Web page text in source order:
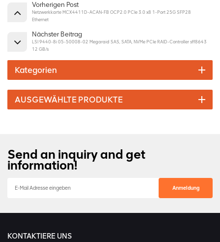
Vorherigen Post
Netzwerkkarte MCX4411D-ACAN-FB OCP2.0 PCIe 3.0 x8 1-Port 25G SFP28
Ethernet
Nächster Beitrag
LSI 9440-8i 05-50008-02 Megaraid SAS, SATA, NVMe PCIe RAID-Controller sff8643
12 GB/s
Kategorien
AUSGEWÄHLTE PRODUKTE
Send an inquiry and get
information!
KONTAKTIERE UNS